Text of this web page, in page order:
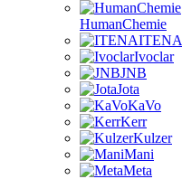
HumanChemie
ITENA
Ivoclar
JNB
Jota
KaVo
Kerr
Kulzer
Mani
Meta